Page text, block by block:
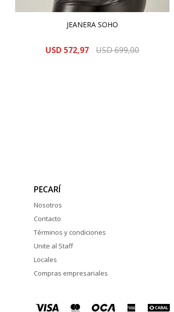
JEANERA SOHO
USD 572,97 USD699,00
PECARÍ
Nosotros
Contacto
Términos y condiciones
Unite al Staff
Locales
Compras empresariales